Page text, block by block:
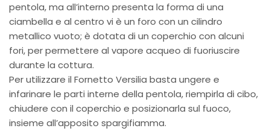
pentola, ma all’interno presenta la forma di una
ciambella e al centro vi è un foro con un cilindro
metallico vuoto; è dotata di un coperchio con alcuni
fori, per permettere al vapore acqueo di fuoriuscire
durante la cottura.
Per utilizzare il Fornetto Versilia basta ungere e
infarinare le parti interne della pentola, riempirla di cibo,
chiudere con il coperchio e posizionarla sul fuoco,
insieme all’apposito spargifiamma.